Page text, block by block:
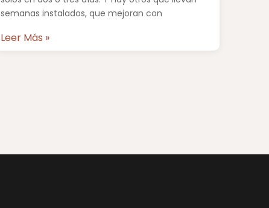
semanas instalados, que mejoran con
Leer Más »